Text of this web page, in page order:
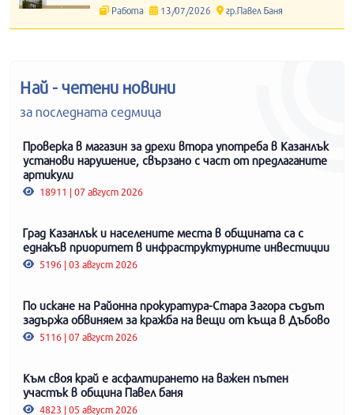
Работа 13/07/2026 гр.Павел Баня
Най - четени новини
за последната седмица
Проверка в магазин за дрехи втора употреба в Казанлък
установи нарушение, свързано с част от предлаганите
артикули
18911 | 07 август 2026
Град Казанлък и населените места в общината са с
еднакъв приоритет в инфраструктурните инвестиции
5196 | 03 август 2026
По искане на Районна прокуратура-Стара Загора съдът
задържа обвиняем за кражба на вещи от къща в Дъбово
5116 | 07 август 2026
Към своя край е асфалтирането на важен пътен
участък в община Павел баня
4823 | 05 август 2026